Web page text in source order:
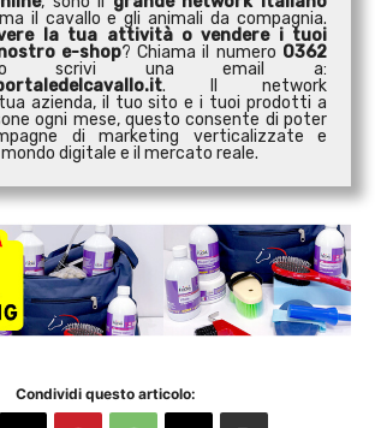
il cavallo e gli animali da compagnia.
la tua attività ovendere i tuoi
e-shop? Chiama il numero 0362
una email a:
. Il network
azienda, il tuo sito e i tuoi prodotti a
ogni mese, questo consente di poter
di marketing verticalizzate e
digitale e il mercato reale.
Condividi questo articolo: